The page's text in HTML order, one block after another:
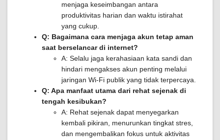
menjaga keseimbangan antara
produktivitas harian dan waktu istirahat
yang cukup.
Q: Bagaimana cara menjaga akun tetap aman
saat berselancar di internet?
A: Selalu jaga kerahasiaan kata sandi dan
hindari mengakses akun penting melalui
jaringan Wi-Fi publik yang tidak terpercaya.
Q: Apa manfaat utama dari rehat sejenak di
tengah kesibukan?
A: Rehat sejenak dapat menyegarkan
kembali pikiran, menurunkan tingkat stres,
dan mengembalikan fokus untuk aktivitas